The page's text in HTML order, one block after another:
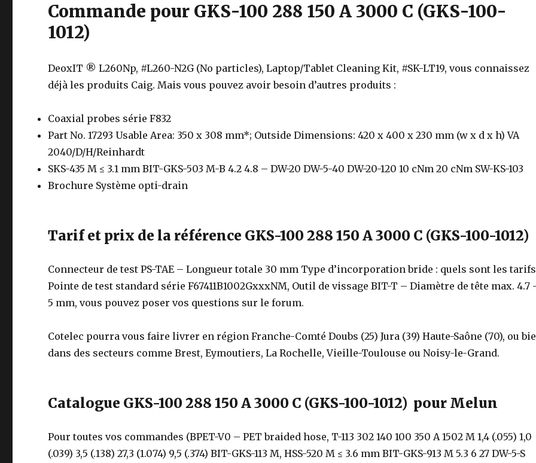
Commande pour GKS-100 288 150 A 3000 C (GKS-100-
1012)
DeoxIT ® L260Np, #L260-N2G (No particles), Laptop/Tablet Cleaning Kit, #SK-LT19, vous connaissez
déjà les produits Caig. Mais vous pouvez avoir besoin d’autres produits :
Coaxial probes série F832
Part No. 17293 Usable Area: 350 x 308 mm*; Outside Dimensions: 420 x 400 x 230 mm (w x d x h) VA
2040/D/H/Reinhardt
SKS-435 M ≤ 3.1 mm BIT-GKS-503 M-B 4.2 4.8 – DW-20 DW-5-40 DW-20-120 10 cNm 20 cNm SW-KS-103
Brochure Système opti-drain
Tarif et prix de la référence GKS-100 288 150 A 3000 C (GKS-100-1012)
Connecteur de test PS-TAE – Longueur totale 30 mm Type d’incorporation bride : quels sont les
Pointe de test standard série F67411B1002GxxxNM, Outil de vissage BIT-T – Diamètre de tête max. 4.7
5 mm, vous pouvez poser vos questions sur le forum.
Cotelec pourra vous faire livrer en région Franche-Comté Doubs (25) Jura (39) Haute-Saône (70), ou
dans des secteurs comme Brest, Eymoutiers, La Rochelle, Vieille-Toulouse ou Noisy-le-Grand.
Catalogue GKS-100 288 150 A 3000 C (GKS-100-1012) pour Melun
Pour toutes vos commandes (BPET-V0 – PET braided hose, T-113 302 140 100 350 A 1502 M 1,4 (.055) 1,0
(.039) 3,5 (.138) 27,3 (1.074) 9,5 (.374) BIT-GKS-113 M, HSS-520 M ≤ 3.6 mm BIT-GKS-913 M 5.3 6 27 DW-5-S